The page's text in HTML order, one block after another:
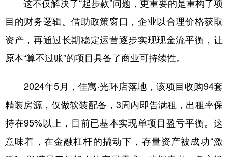
目的财务逻辑。借助政策窗口，企业以合理价格获取
资产，再通过长期稳定运营逐步实现现金流平衡，让
原本“算不过账”的项目具备了商业可持续性。
2024年5月，佳寓·光环店落地，该项目收购94套
精装房源，仅做软装配备，3周内即告满租，出租率保
持在95%以上，目前已基本实现单项目盈亏平衡。这
意味着，在金融杠杆的撬动下，存量资产被成功“激